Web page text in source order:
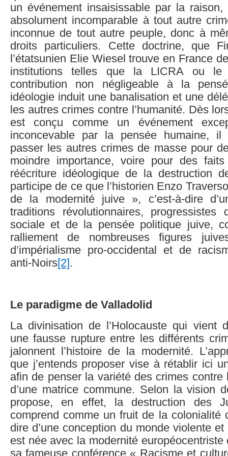
un événement insaisissable par la raison,
absolument incomparable à tout autre
inconnue de tout autre peuple, donc à
droits particuliers. Cette doctrine, que
l’étatsunien Elie Wiesel trouve en France
institutions telles que la LICRA ou le
contribution non négligeable à la
idéologie induit une banalisation et une
les autres crimes contre l’humanité. Dès
est conçu comme un événement
inconcevable par la pensée humaine, il
passer les autres crimes de masse pour
moindre importance, voire pour des
réécriture idéologique de la destruction
participe de ce que l’historien Enzo
de la modernité juive », c’est-à-dire
traditions révolutionnaires, progressistes
sociale et de la pensée politique juive,
ralliement de nombreuses figures
d’impérialisme pro-occidental et de
anti-Noirs[2] .
Le paradigme de Valladolid
La divinisation de l’Holocauste qui vient
une fausse rupture entre les différents
jalonnent l’histoire de la modernité.
que j’entends proposer vise à rétablir ici
afin de penser la variété des crimes contre
d’une matrice commune. Selon la vision
propose, en effet, la destruction des
comprend comme un fruit de la colonialité
dire d’une conception du monde violente
est née avec la modernité
sa fameuse conférence « Racisme et